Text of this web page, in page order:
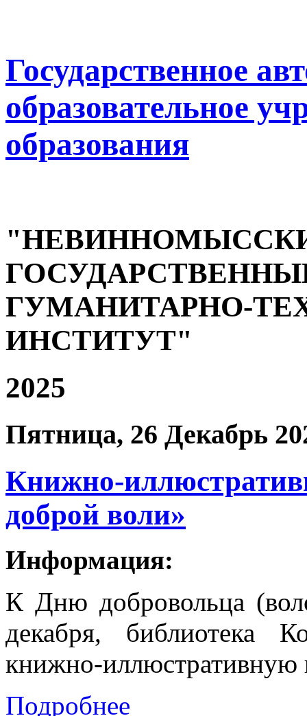
Государственное
образовательное
образования
ГУМАНИТАРНО-
ИНСТИТУТ"
2025
Пятница, 26 Декабрь
Книжно-
доброй воли»
Информация:
К Дню добровольца
декабря, библиотека
книжно-иллюстративную
Подробнее